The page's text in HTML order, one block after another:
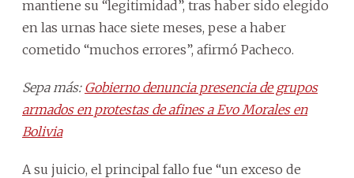
mantiene su “legitimidad”, tras haber sido elegido
en las urnas hace siete meses, pese a haber
cometido “muchos errores”, afirmó Pacheco.
Sepa más: Gobierno denuncia presencia de grupos
armados en protestas de afines a Evo Morales en
Bolivia
A su juicio, el principal fallo fue “un exceso de